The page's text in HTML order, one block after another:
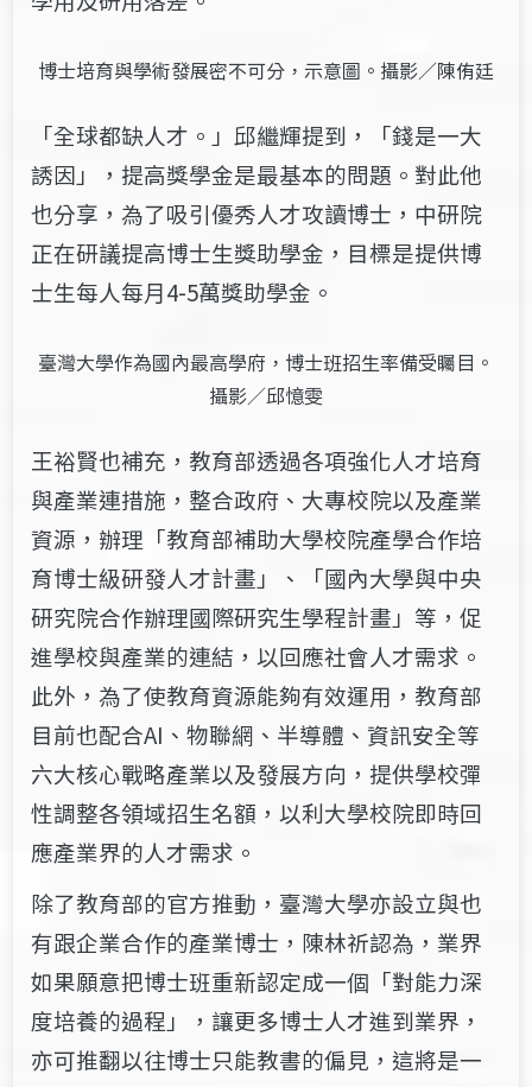
博士培育與學術發展密不可分，示意圖。攝影／陳侑廷
「全球都缺人才。」邱繼輝提到，「錢是一大
誘因」，提高獎學金是最基本的問題。對此他
也分享，為了吸引優秀人才攻讀博士，中研院
正在研議提高博士生獎助學金，目標是提供博
士生每人每月4-5萬獎助學金。
臺灣大學作為國內最高學府，博士班招生率備受矚目。
攝影／邱憶雯
王裕賢也補充，教育部透過各項強化人才培育
與產業連措施，整合政府、大專校院以及產業
資源，辦理「教育部補助大學校院產學合作培
育博士級研發人才計畫」、「國內大學與中央
研究院合作辦理國際研究生學程計畫」等，促
進學校與產業的連結，以回應社會人才需求。
此外，為了使教育資源能夠有效運用 ， 教育部
目前也配合AI、物聯網、半導體、資訊安全等
六大核心戰略產業以及發展方向，提供學校彈
性調整各領域招生名額，以利大學校院即時回
應產業界的人才需求。
除了教育部的官方推動，臺灣大學亦設立與也
有跟企業合作的產業博士，陳林祈認為，業界
如果願意把博士班重新認定成一個「對能力深
度培養的過程」，讓更多博士人才進到業界，
亦可推翻以往博士只能教書的偏見，這將是一